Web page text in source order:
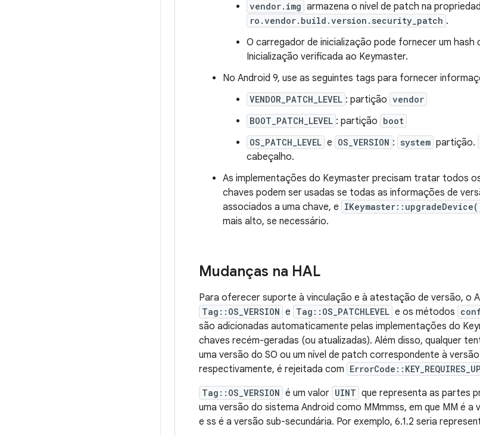
vendor.img armazena o nível de patch na
ro.vendor.build.version.security_patch .
O carregador de inicialização pode fornecer um hash
Inicialização verificada ao Keymaster.
No Android 9, use as seguintes tags para fornecer
VENDOR_PATCH_LEVEL : partição vendor
BOOT_PATCH_LEVEL : partição boot
OS_PATCH_LEVEL e OS_VERSION : system partição.
cabeçalho.
As implementações do Keymaster precisam tratar todos
chaves podem ser usadas se todas as informações de
associados a uma chave, e
mais alto, se necessário.
Mudanças na HAL
Para oferecer suporte à vinculação e à atestação de versão, o
Tag::OS_VERSION e Tag::OS_PATCHLEVEL e os métodos
são adicionadas automaticamente pelas implementações do
chaves recém-geradas (ou atualizadas). Além disso, qualquer
uma versão do SO ou um nível de patch correspondente à
respectivamente, é rejeitada com
Tag::OS_VERSION é um valor UINT que representa as partes
uma versão do sistema Android como MMmmss, em que MM é a
e ss é a versão sub-secundária. Por exemplo, 6.1.2 seria